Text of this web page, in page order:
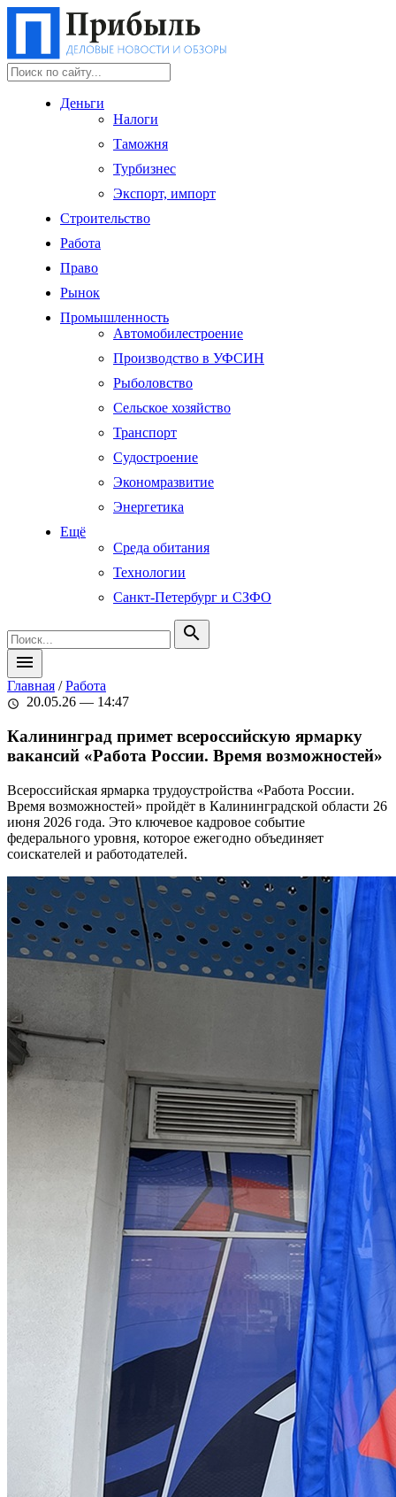
Деньги
Налоги
Таможня
Турбизнес
Экспорт, импорт
Строительство
Работа
Право
Рынок
Промышленность
Автомобилестроение
Производство в УФСИН
Рыболовство
Сельское хозяйство
Транспорт
Судостроение
Экономразвитие
Энергетика
Ещё
Среда обитания
Технологии
Санкт-Петербург и СЗФО
search
menu
Главная /Работа
schedule 20.05.26 — 14:47
Калининград примет всероссийскую ярмарку
вакансий «Работа России. Время возможностей»
Всероссийская ярмарка трудоустройства «Работа России.
Время возможностей» пройдёт в Калининградской области 26
июня 2026 года. Это ключевое кадровое событие
федерального уровня, которое ежегодно объединяет
соискателей и работодателей.